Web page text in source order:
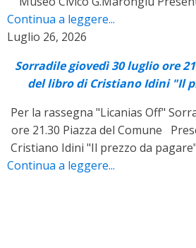
Giulio Neri "Dei fiori che
Dialoga con l'autore:
Continua a leggere...
Luglio 26, 2026
Sorradile giovedì 30 luglio ore
del libro di Cristiano Idini "Il
Per la rassegna "Licanias Off"
ore 21.30 Piazza del Comune
Cristiano Idini "Il prezzo da
Dialoga con l'autore:
Continua a leggere...